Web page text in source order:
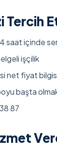
Tercih
saat içinde
işçilik
net fiyat
başta
87